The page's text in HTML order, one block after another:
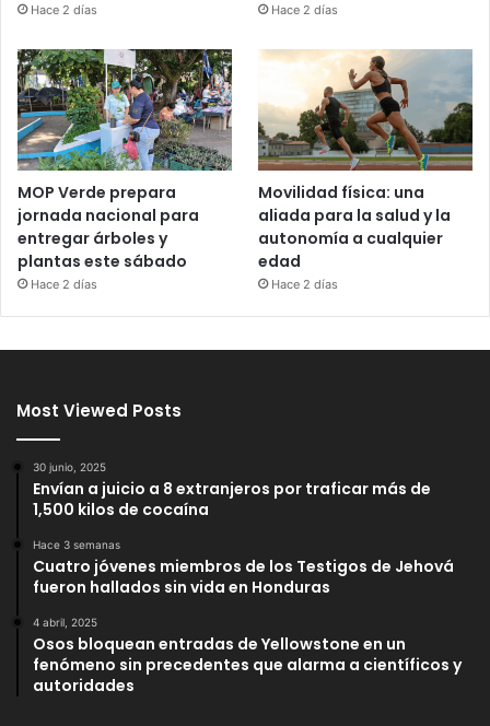
Hace 2 días Hace 2 días
MOP Verde prepara
jornada nacional para
entregar árboles y
plantas este sábado
Hace 2 días
Movilidad física: una
aliada para la salud y la
autonomía a cualquier
edad
Hace 2 días
Most Viewed Posts
30 junio, 2025
Envían a juicio a 8 extranjeros por traficar más de
1,500 kilos de cocaína
Hace 3 semanas
Cuatro jóvenes miembros de los Testigos de Jehová
fueron hallados sin vida en Honduras
4 abril, 2025
Osos bloquean entradas de Yellowstone en un
fenómeno sin precedentes que alarma a científicos y
autoridades